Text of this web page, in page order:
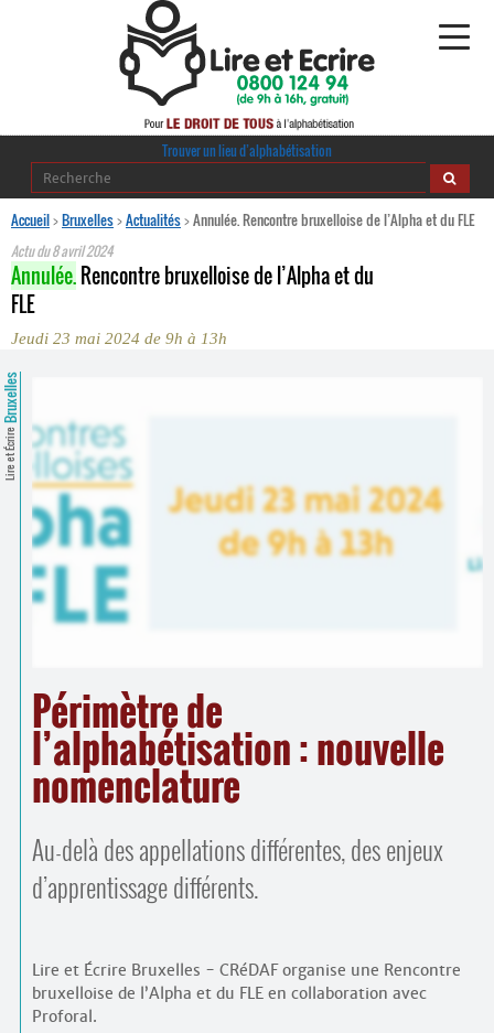
Alphabétisation
Publications
Comprendre et parler
Contacts
Trouver un lieu d’alphabétisation
Trouver un lieu d’alphabétisation
Accueil>Bruxelles>Actualités>Annulée. Rencontre bruxelloise de l’Alpha et du FLE
Actu du8 avril 2024
Annulée.Rencontre bruxelloise de l’Alpha et du
FLE
Jeudi 23 mai 2024 de 9h à 13h
Lire et Écrire
Bruxelles
Périmètre de
l’alphabétisation : nouvelle
nomenclature
Au-delà des appellations différentes, des enjeux
d’apprentissage différents.
Lire et Écrire Bruxelles - CRéDAF organise une Rencontre
bruxelloise de l’Alpha et du FLE en collaboration avec
Proforal.